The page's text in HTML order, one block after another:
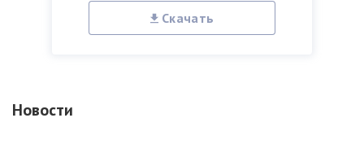
Скачать
Новости